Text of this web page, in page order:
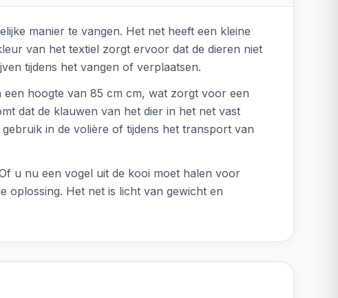
manier te vangen. Het net heeft een kleine
van het textiel zorgt ervoor dat de dieren niet
tijdens het vangen of verplaatsen.
hoogte van 85 cm cm, wat zorgt voor een
dat de klauwen van het dier in het net vast
in de volière of tijdens het transport van
u nu een vogel uit de kooi moet halen voor
oplossing. Het net is licht van gewicht en